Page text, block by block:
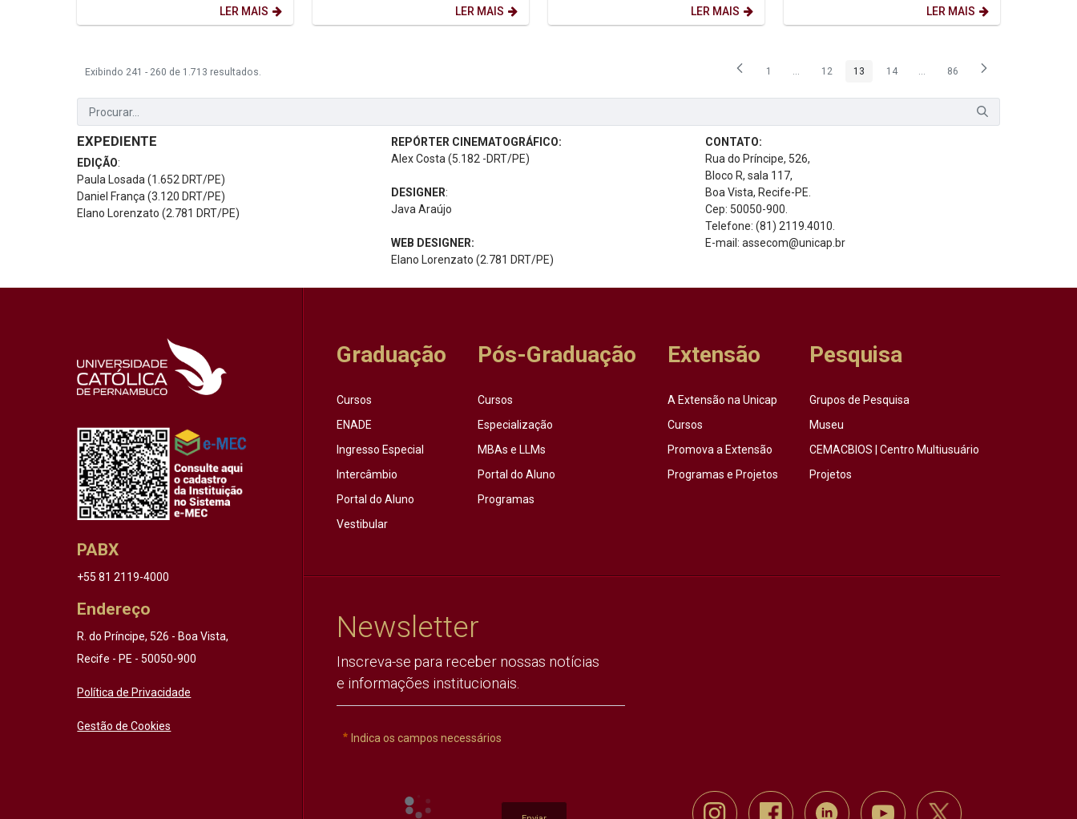
Capoeira Chapéu de Couro,...LER MAIS
LER MAIS
LER MAIS
LER MAIS
Exibindo 241 - 260 de 1.713 resultados. Página
1 ...Páginas intermediárias Usar ABA para navegar.
Página
12 Página
13 Página
14 ...Páginas intermediárias Usar ABA
Página
86
EXPEDIENTE
EDIÇÃO:
Paula Losada (1.652 DRT/PE)
Daniel França (3.120 DRT/PE)
Elano Lorenzato (2.781 DRT/PE)
REPÓRTER CINEMATOGRÁFICO:
Alex Costa (5.182 -DRT/PE)
DESIGNER:
Java Araújo
WEB DESIGNER:
Elano Lorenzato (2.781 DRT/PE)
CONTATO:
Rua do Príncipe, 526,
Bloco R, sala 117,
Boa Vista, Recife-PE.
Cep: 50050-900.
Telefone: (81) 2119.4010.
E-mail: assecom@unicap.br
PABX
+55 81 2119-4000
Endereço
R. do Príncipe, 526 - Boa Vista,
Recife - PE - 50050-900
Política de Privacidade
Gestão de Cookies
Graduação
Cursos
ENADE
Ingresso Especial
Intercâmbio
Portal do Aluno
Vestibular
Pós-Graduação
Cursos
Especialização
MBAs e LLMs
Portal do Aluno
Programas
Extensão
A Extensão na Unicap
Cursos
Promova a Extensão
Programas e Projetos
Pesquisa
Grupos de Pesquisa
Museu
CEMACBIOS | Centro Multiusuário
Projetos
Newsletter
Inscreva-se para receber nossas notícias
e informações institucionais.
Indica os campos necessários